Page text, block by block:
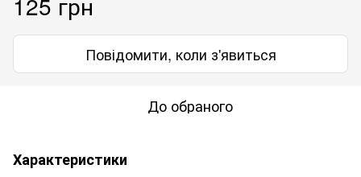
Повідомити, коли з'явиться
До обраного
Характеристики